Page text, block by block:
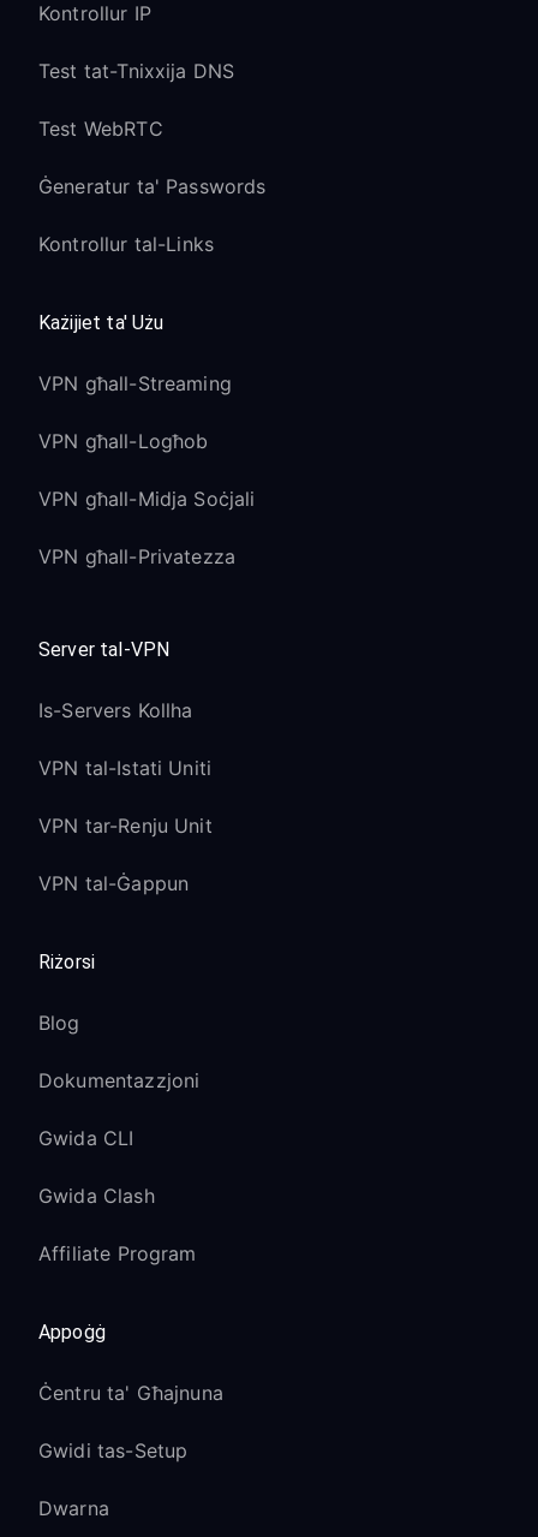
Kontrollur IP
Test tat-Tnixxija DNS
Test WebRTC
Ġeneratur ta' Passwords
Kontrollur tal-Links
Każijiet ta' Użu
VPN għall-Streaming
VPN għall-Logħob
VPN għall-Midja Soċjali
VPN għall-Privatezza
Server tal-VPN
Is-Servers Kollha
VPN tal-Istati Uniti
VPN tar-Renju Unit
VPN tal-Ġappun
Riżorsi
Blog
Dokumentazzjoni
Gwida CLI
Gwida Clash
Affiliate Program
Appoġġ
Ċentru ta' Għajnuna
Gwidi tas-Setup
Dwarna